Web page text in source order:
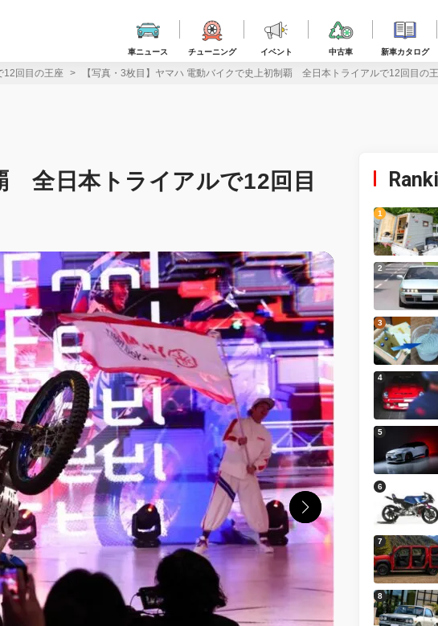
車ニュース チューニング イベント 中古車 新車カタログ
回目の王座 【写真・3枚目】ヤマハ 電動バイクで史上初制覇 全日本トライアルで12回目の
全日本トライアルで12回目